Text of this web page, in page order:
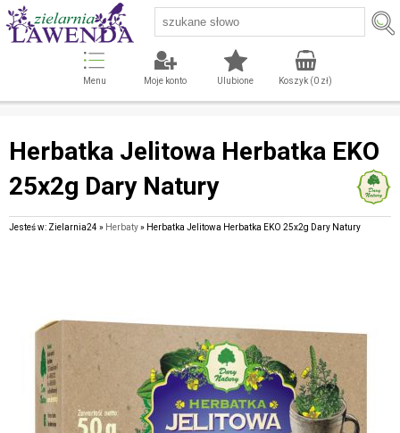
Menu Moje konto Ulubione Koszyk (0zł)
Herbatka Jelitowa Herbatka EKO
25x2g Dary Natury
Jesteś w: Zielarnia24 » Herbaty» Herbatka Jelitowa Herbatka EKO 25x2g Dary Natury